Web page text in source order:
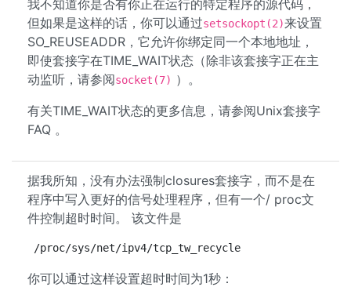
我不知道你是否有你正在运行的特定程序的源代码，
但如果是这样的话，你可以通过setsockopt(2)来设置
SO_REUSEADDR，它允许你绑定同一个本地地址，
即使套接字在TIME_WAIT状态（除非该套接字正在主
动监听，请参阅socket(7) ）。
有关TIME_WAIT状态的更多信息，请参阅Unix套接字
FAQ 。
据我所知，没有办法强制closures套接字，而不是在
程序中写入更好的信号处理程序，但有一个/ proc文
件控制超时时间。 该文件是
/proc/sys/net/ipv4/tcp_tw_recycle
你可以通过这样设置超时时间为1秒：